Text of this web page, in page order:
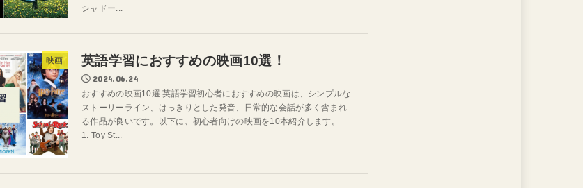
シャドー...
映画 英語学習におすすめの映画10選！
2024.06.24
おすすめの映画10選 英語学習初心者におすすめの映画は、シンプルな
ストーリーライン、はっきりとした発音、日常的な会話が多く含まれ
る作品が良いです。以下に、初心者向けの映画を10本紹介します。
1. Toy St...